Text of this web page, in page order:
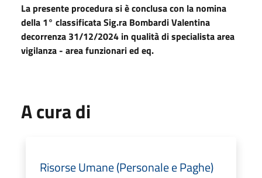
La presente procedura si è conclusa con la nomina
della 1° classificata Sig.ra Bombardi Valentina
decorrenza 31/12/2024 in qualità di specialista area
vigilanza - area funzionari ed eq.
A cura di
Risorse Umane (Personale e Paghe)